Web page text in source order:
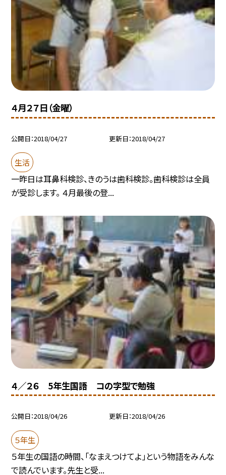
４月２７日（金曜）
公開日 2018/04/27 更新日 2018/04/27
生活
一昨日は耳鼻科検診、きのうは歯科検診。歯科検診は全員
が受診します。 ４月最後の登...
４／２６ 5年生国語 コの字型で勉強
公開日 2018/04/26 更新日 2018/04/26
５年生
５年生の国語の時間、「なまえつけてよ」という物語をみんな
で読んでいます。先生と受...